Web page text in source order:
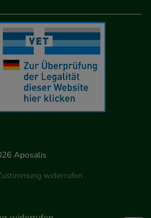
Aposalis
widerrufen